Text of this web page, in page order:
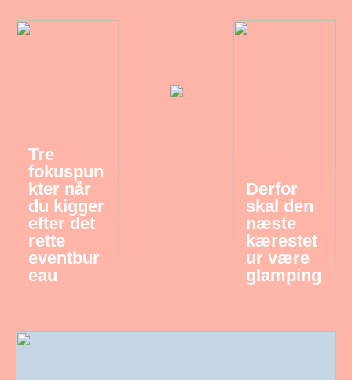
Tre
fokuspun
kter når
du kigger
efter det
rette
eventbur
eau
Derfor
skal den
næste
kærestet
ur være
glamping